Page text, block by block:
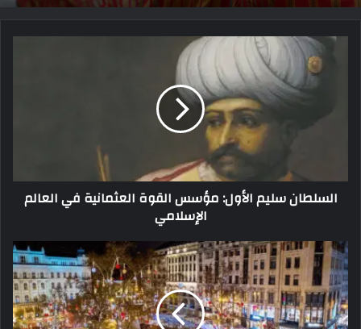
السلطان سليم الأول: مؤسس القوة العثمانية في العالم
الإسلامي